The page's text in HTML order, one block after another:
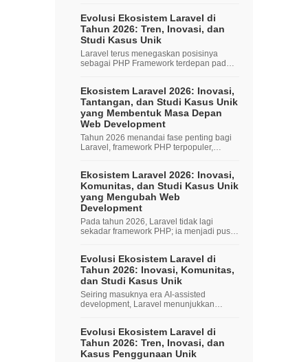
Evolusi Ekosistem Laravel di
Tahun 2026: Tren, Inovasi, dan
Studi Kasus Unik
Laravel terus menegaskan posisinya
sebagai PHP Framework terdepan pada
Ekosistem Laravel 2026: Inovasi,
Tantangan, dan Studi Kasus Unik
yang Membentuk Masa Depan
Web Development
Tahun 2026 menandai fase penting bagi
Laravel, framework PHP terpopuler,
Ekosistem Laravel 2026: Inovasi,
Komunitas, dan Studi Kasus Unik
yang Mengubah Web
Development
Pada tahun 2026, Laravel tidak lagi
sekadar framework PHP; ia menjadi pusat
Evolusi Ekosistem Laravel di
Tahun 2026: Inovasi, Komunitas,
dan Studi Kasus Unik
Seiring masuknya era AI‑assisted
development, Laravel menunjukkan
Evolusi Ekosistem Laravel di
Tahun 2026: Tren, Inovasi, dan
Kasus Penggunaan Unik